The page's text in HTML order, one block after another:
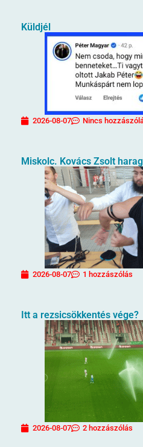
Küldjél
2026-08-07 Nincs
Miskolc. Kovács Zsolt
2026-08-07 1 hozzászólás
Itt a rezsicsökkentés vége?
2026-08-07 2 hozzászólás